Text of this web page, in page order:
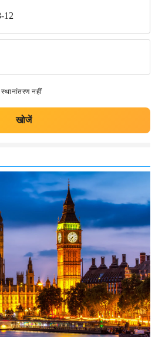
12
नहीं
खोजें